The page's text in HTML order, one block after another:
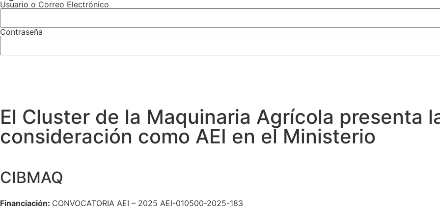
Usuario o Correo Electrónico
Contraseña
El Cluster de la Maquinaria Agrícola presenta
consideración como AEI en el Ministerio
CIBMAQ
Financiación: CONVOCATORIA AEI – 2025 AEI-010500-2025-183